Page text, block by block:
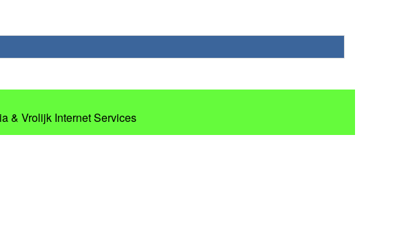
& Vrolijk Internet Services